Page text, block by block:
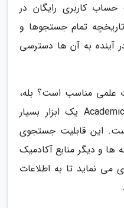
حساب کاربری رایگان در
تمام جستجوها و
آینده به آن ها دسترسی
علمی مناسب است؟ بله،
پرپلکسیتی با قابلیت Academic Focus یک ابزار بسیار
این قابلیت جستجوی
ها و دیگر منابع آکادمیک
می نماید تا به اطلاعات